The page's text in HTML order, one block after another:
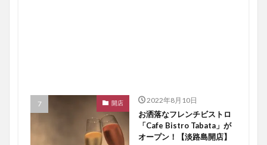
開店 2022年8月10日
お洒落なフレンチビストロ
「Cafe Bistro Tabata」が
オープン！【淡路島開店】